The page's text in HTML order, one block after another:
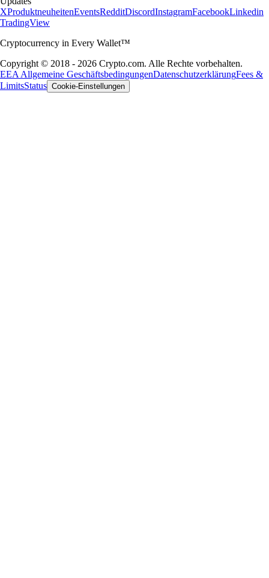
XProduktneuheitenEventsRedditDiscordInstagramFacebookLinkedin
TradingView
Cryptocurrency in Every Wallet™
Copyright © 2018 - 2026 Crypto.com. Alle Rechte vorbehalten.
EEA Allgemeine GeschäftsbedingungenDatenschutzerklärungFees &
LimitsStatus Cookie-Einstellungen